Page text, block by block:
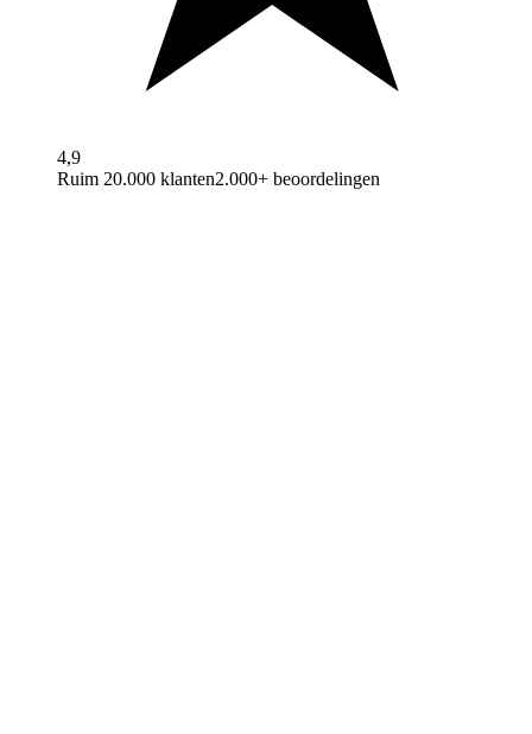
4,9
Ruim 20.000 klanten2.000+ beoordelingen